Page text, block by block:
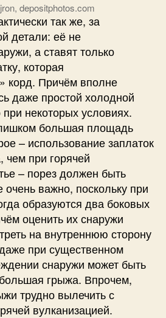
depositphotos.com
так же, за
детали: её не
а ставят только
которая
корд. Причём вполне
даже простой холодной
некоторых условиях.
большая площадь
– использование заплаток
чем при горячей
– порез должен быть
важно, поскольку при
образуются два боковых
оценить их снаружи
на внутреннюю сторону
при существенном
снаружи может быть
грыжа. Впрочем,
трудно вылечить с
вулканизацией.